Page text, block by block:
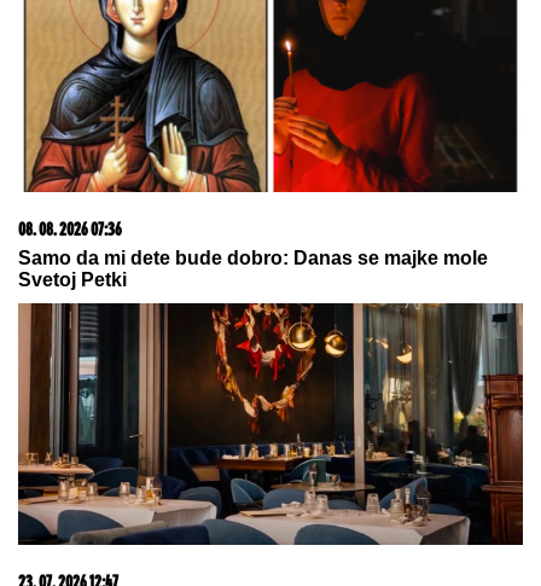
ŠTA MU SE DOGODILO?Bivši
teniser ne liči na sebe! Navijači
šokirani kako danas izgleda
legendarni as (FOTO)
TREBINjE UREĐUJE CENTAR GRADA: Svetleće
reklame i plastika odlaze u prošlost